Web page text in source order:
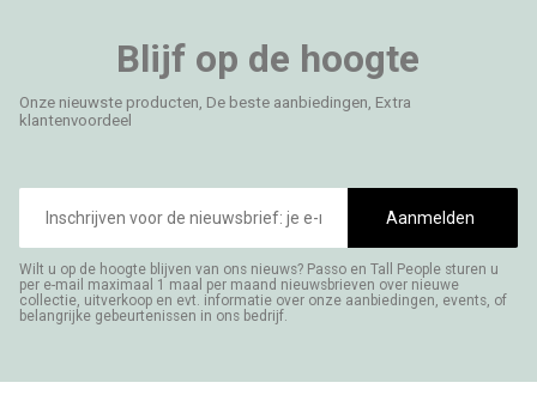
Blijf op de hoogte
Onze nieuwste producten, De beste aanbiedingen, Extra
klantenvoordeel
mailadres
Aanmelden
Wilt u op de hoogte blijven van ons nieuws? Passo en Tall People sturen u
per e-mail maximaal 1 maal per maand nieuwsbrieven over nieuwe
collectie, uitverkoop en evt. informatie over onze aanbiedingen, events, of
belangrijke gebeurtenissen in ons bedrijf.